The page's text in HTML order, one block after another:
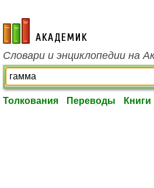
academic.ru
Словари и энциклопедии на
Толкования Переводы Книги